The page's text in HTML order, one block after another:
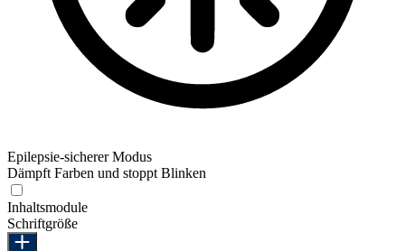
Epilepsie-sicherer Modus
Dämpft Farben und stoppt Blinken
Inhaltsmodule
Schriftgröße